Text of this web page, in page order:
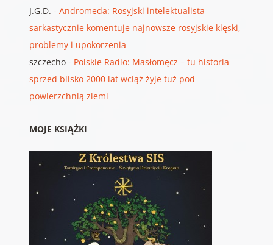
J.G.D. - Andromeda: Rosyjski intelektualista
sarkastycznie komentuje najnowsze rosyjskie klęski,
problemy i upokorzenia
szczecho- Polskie Radio: Masłomęcz – tu historia
sprzed blisko 2000 lat wciąż żyje tuż pod
powierzchnią ziemi
MOJE KSIĄŻKI